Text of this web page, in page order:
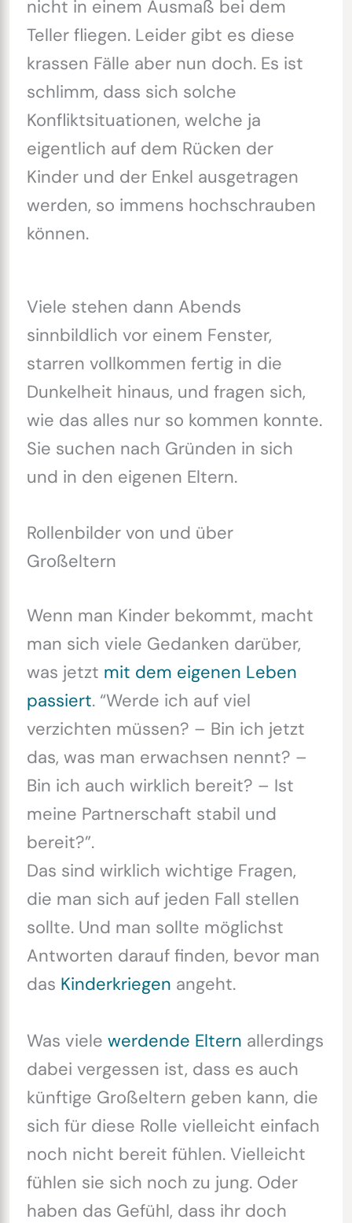
nicht in einem Ausmaß bei dem
Teller fliegen. Leider gibt es diese
krassen Fälle aber nun doch. Es ist
schlimm, dass sich solche
Konfliktsituationen, welche ja
eigentlich auf dem Rücken der
Kinder und der Enkel ausgetragen
werden, so immens hochschrauben
können.
Viele stehen dann Abends
sinnbildlich vor einem Fenster,
starren vollkommen fertig in die
Dunkelheit hinaus, und fragen sich,
wie das alles nur so kommen konnte.
Sie suchen nach Gründen in sich
und in den eigenen Eltern.
Rollenbilder von und über
Großeltern
Wenn man Kinder bekommt, macht
man sich viele Gedanken darüber,
was jetzt mit dem eigenen Leben
passiert. “Werde ich auf viel
verzichten müssen? – Bin ich jetzt
das, was man erwachsen nennt? –
Bin ich auch wirklich bereit? – Ist
meine Partnerschaft stabil und
bereit?”.
Das sind wirklich wichtige Fragen,
die man sich auf jeden Fall stellen
sollte. Und man sollte möglichst
Antworten darauf finden, bevor man
das Kinderkriegen angeht.
Was viele werdende Eltern allerdings
dabei vergessen ist, dass es auch
künftige Großeltern geben kann, die
sich für diese Rolle vielleicht einfach
noch nicht bereit fühlen. Vielleicht
fühlen sie sich noch zu jung. Oder
haben das Gefühl, dass ihr doch